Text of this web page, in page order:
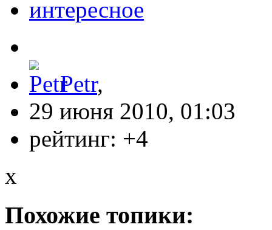
интересное
Petr,
29 июня 2010, 01:03
рейтинг: +4
x
Похожие топики: